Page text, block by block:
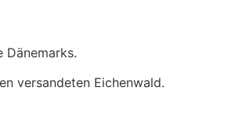
versandeten Eichenwald.